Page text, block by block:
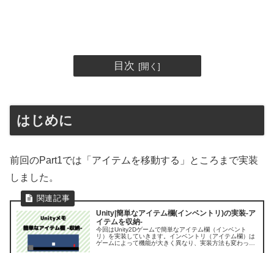
目次
はじめに
前回のPart1では「アイテムを移動する」ところまで実装
しました。
Unity|簡単なアイテム欄(インベントリ)の実装-ア
イテムを収納-
今回はUnity2Dゲームで簡単なアイテム欄（インベント
リ）を実装していきます。インベントリ（アイテム欄）は
ゲームによって機能が大きく異なり、実装方法も変わって